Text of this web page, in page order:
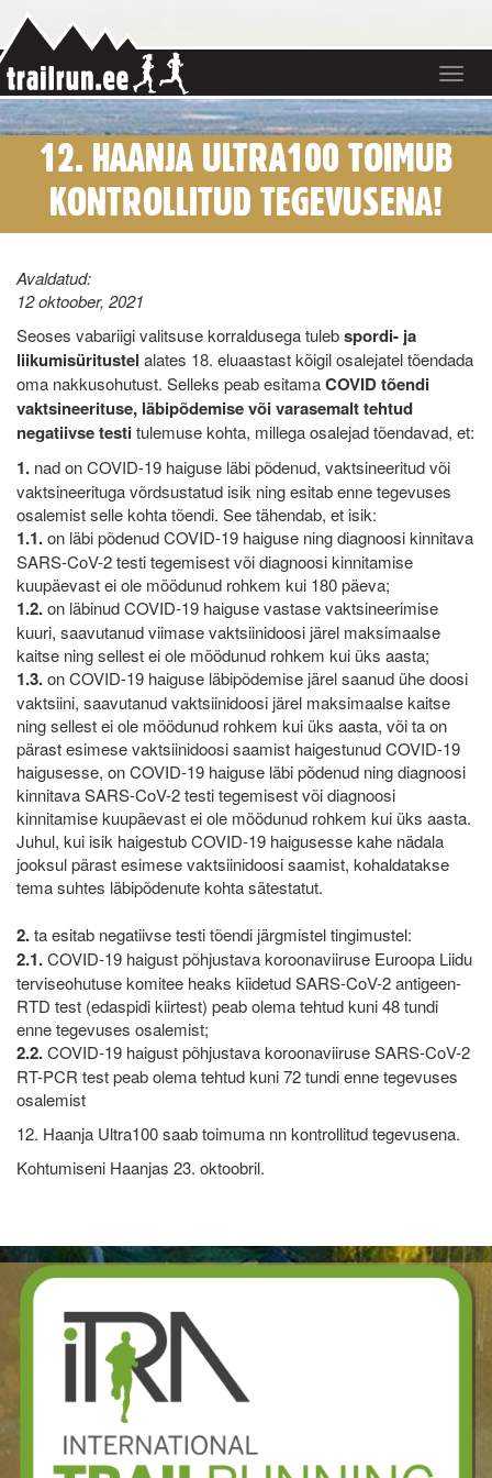
Toggle
12. HAANJA ULTRA100 TOIMUB
KONTROLLITUD TEGEVUSENA!
Avaldatud:
12 oktoober, 2021
Seoses vabariigi valitsuse korraldusega tulebspordi- ja
liikumisüritustel alates 18. eluaastast kõigil osalejatel tõendada
oma nakkusohutust. Selleks peab esitamaCOVID tõendi
vaktsineerituse, läbipõdemise või varasemalt tehtud
negatiivse testitulemuse kohta, millega osalejad tõendavad, et:
1. nad on COVID-19 haiguse läbi põdenud, vaktsineeritud või
vaktsineerituga võrdsustatud isik ning esitab enne tegevuses
osalemist selle kohta tõendi. See tähendab, et isik:
1.1.on läbi põdenud COVID-19 haiguse ning diagnoosi kinnitava
SARS-CoV-2 testi tegemisest või diagnoosi kinnitamise
kuupäevast ei ole möödunud rohkem kui 180 päeva;
1.2.on läbinud COVID-19 haiguse vastase vaktsineerimise
kuuri, saavutanud viimase vaktsiinidoosi järel maksimaalse
kaitse ning sellest ei ole möödunud rohkem kui üks aasta;
1.3.on COVID-19 haiguse läbipõdemise järel saanud ühe doosi
vaktsiini, saavutanud vaktsiinidoosi järel maksimaalse kaitse
ning sellest ei ole möödunud rohkem kui üks aasta, või ta on
pärast esimese vaktsiinidoosi saamist haigestunud COVID-19
haigusesse, on COVID-19 haiguse läbi põdenud ning diagnoosi
kinnitava SARS-CoV-2 testi tegemisest või diagnoosi
kinnitamise kuupäevast ei ole möödunud rohkem kui üks aasta.
Juhul, kui isik haigestub COVID-19 haigusesse kahe nädala
jooksul pärast esimese vaktsiinidoosi saamist, kohaldatakse
tema suhtes läbipõdenute kohta sätestatut.
2.ta esitab negatiivse testi tõendi järgmistel tingimustel:
2.1.COVID-19 haigust põhjustava koroonaviiruse Euroopa Liidu
terviseohutuse komitee heaks kiidetud SARS-CoV-2 antigeen-
RTD test (edaspidi kiirtest) peab olema tehtud kuni 48 tundi
enne tegevuses osalemist;
2.2.COVID-19 haigust põhjustava koroonaviiruse SARS-CoV-2
RT-PCR test peab olema tehtud kuni 72 tundi enne tegevuses
osalemist
12. Haanja Ultra100 saab toimuma nn kontrollitud tegevusena.
Kohtumiseni Haanjas 23. oktoobril.